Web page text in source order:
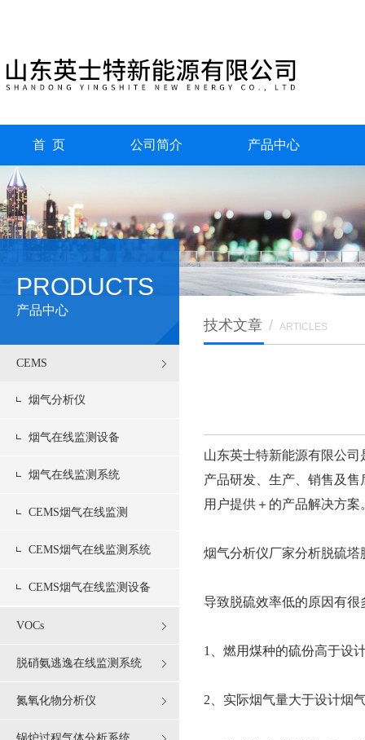
首 页 公司简介 产品中心
PRODUCTS
产品中心
CEMS
烟气分析仪
烟气在线监测设备
烟气在线监测系统
CEMS烟气在线监测
CEMS烟气在线监测系统
CEMS烟气在线监测设备
VOCs
脱硝氨逃逸在线监测系统
氮氧化物分析仪
技术文章 / ARTICLES
山东英士特新能源有限公
产品研发、生产、销售及
用户提供＋的产品解决方案
烟气分析仪厂家分析脱硫
导致脱硫效率低的原因有很
1、燃用煤种的硫份高于设
2、实际烟气量大于设计烟